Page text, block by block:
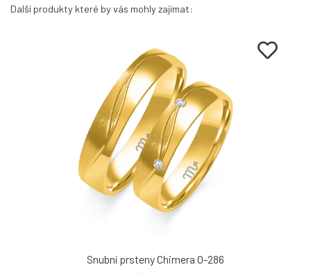
Další produkty které by vás mohly zajímat:
Snubní prsteny Chimera O-286